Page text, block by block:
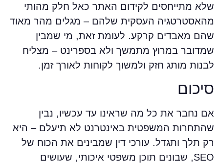
שלא מתייחסים לקידום האתר כאל חלק מהותי
מהאסטרטגיה העסקית שלהם – מגלים מהר מאוד
שהם מאבדים קרקע. לעומת זאת, מי שמבין
שמדובר במרוץ מתמשך ולא בספרינט – מצליח
לבנות מותג חזק ולמשוך לקוחות לאורך זמן.
סיכום
אם נחבר את כל מה שראינו עד עכשיו, נבין
שהתחרות המשפטית באינטרנט לא תיעלם – היא
רק תלך ותגדל. עורכי דין שמבינים את הכוח של
SEO, שבונים תוכן משפטי איכותי, שעושים